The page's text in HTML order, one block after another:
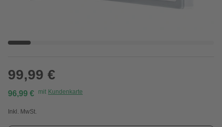
99,99 €
96,99 € mit Kundenkarte
Inkl. MwSt.